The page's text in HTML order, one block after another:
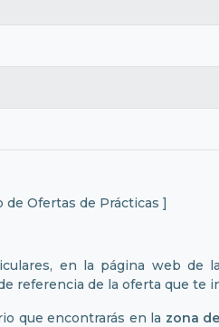
de Ofertas de Prácticas ]
en la página web de
referencia de la oferta que te
que encontrarás en la zona